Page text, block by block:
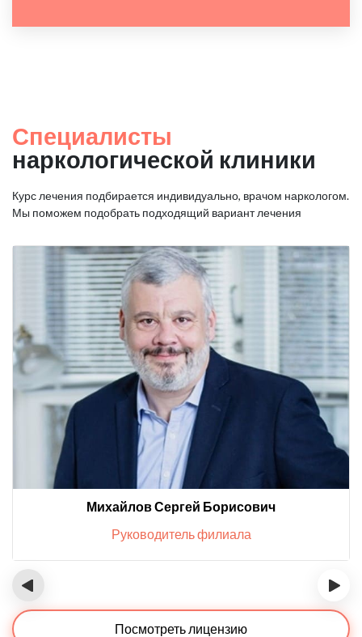
Специалисты
наркологической клиники
Курс лечения подбирается индивидуально, врачом наркологом.
Мы поможем подобрать подходящий вариант лечения
Михайлов Сергей Борисович
Руководитель филиала
‹ ›
Посмотреть лицензию